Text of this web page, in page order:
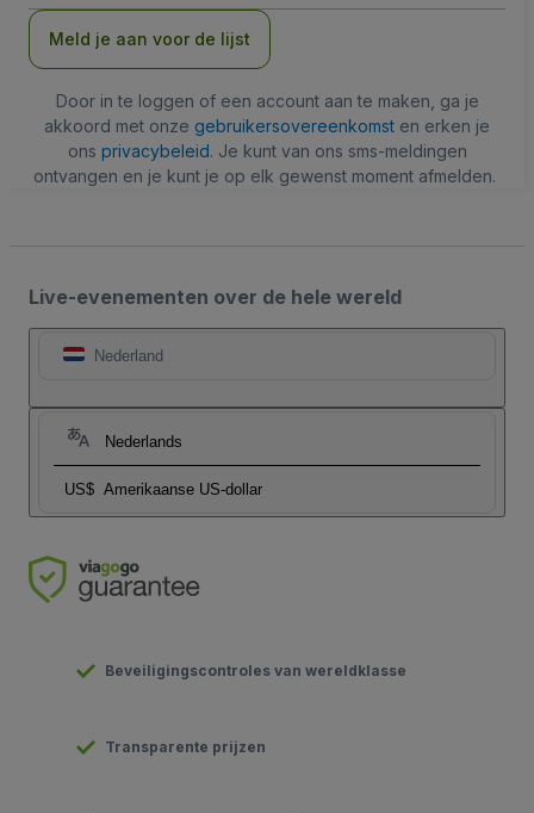
Meld je aan voor de lijst
Door in te loggen of een account aan te maken, ga je
akkoord met onze gebruikersovereenkomst en erken je
ons privacybeleid. Je kunt van ons sms-meldingen
ontvangen en je kunt je op elk gewenst moment afmelden.
Live-evenementen over de hele wereld
Nederland
Nederlands
US$ Amerikaanse US-dollar
Beveiligingscontroles van wereldklasse
Transparente prijzen